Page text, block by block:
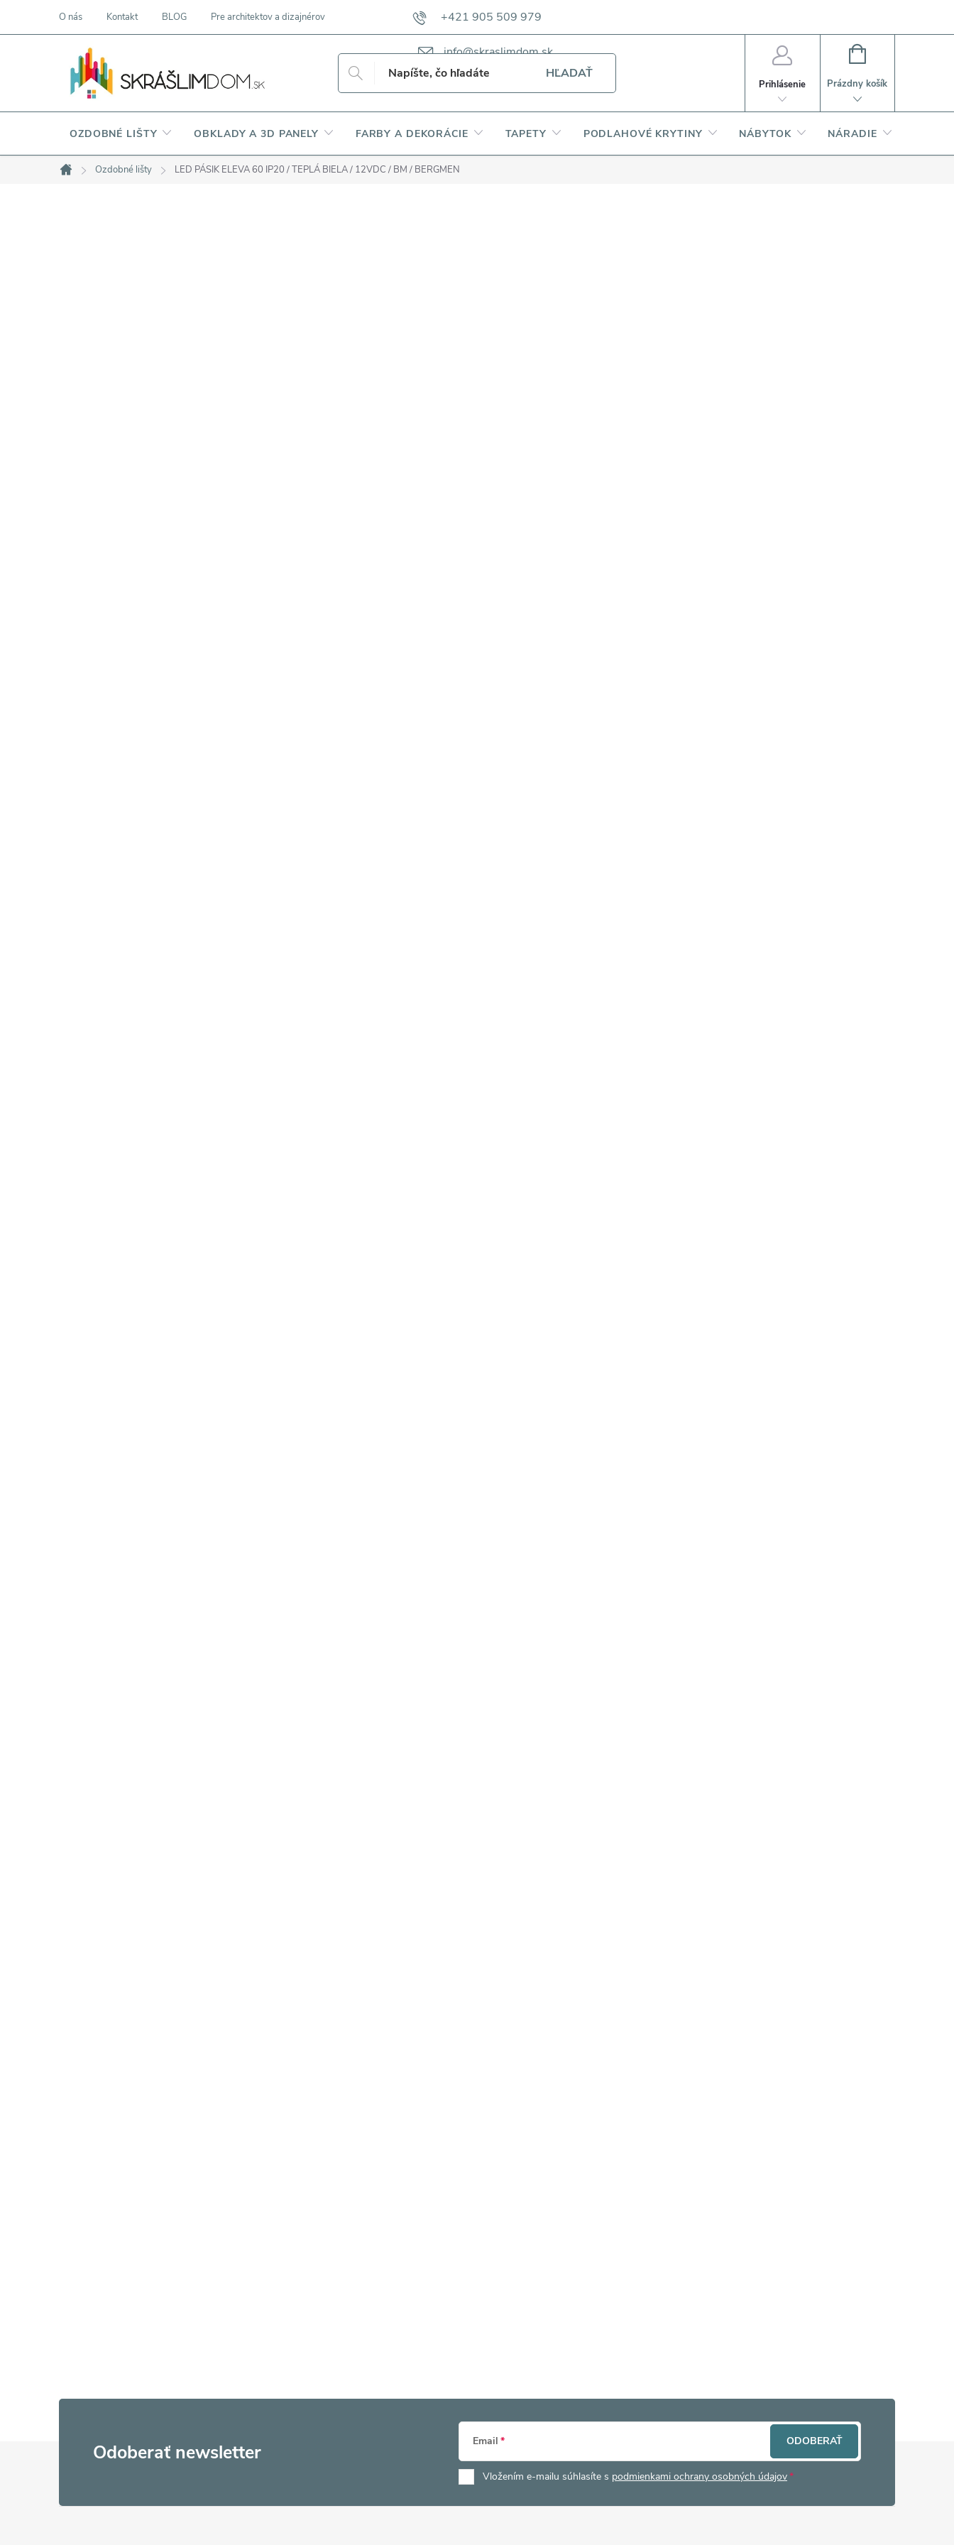
+421 905 509 979
info@skraslimdom.sk
O nás Kontakt BLOG Pre architektov a dizajnérov VZORKOVNÍKY TKANÍN CAMFERO VZORKOVNÍK TKANÍN DAPPI
HĽADAŤ
Prihlásenie
NÁKUPNÝ
Prázdny košík
OZDOBNÉ LIŠTY OBKLADY A 3D PANELY FARBY A DEKORÁCIE TAPETY PODLAHOVÉ KRYTINY NÁBYTOK NÁRADIE
Domov
Ozdobné lišty LED PÁSIK ELEVA 60 IP20 / TEPLÁ BIELA / 12VDC / BM / BERGMEN
Odoberať newsletter Email
Vložením e-mailu súhlasíte s podmienkami ochrany osobných údajov
ODOBERAŤ